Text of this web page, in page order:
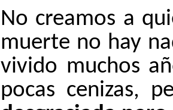
No creamos a
muerte no hay
vivido muchos
pocas cenizas,